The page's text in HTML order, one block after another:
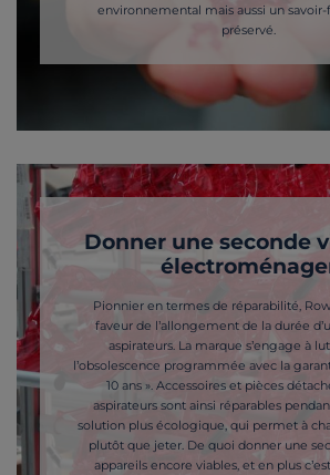
environnemental mais aussi un
préservé.
Donner une seconde
Pionnier en termes de réparabilité,
faveur de l’allongement de la durée
aspirateurs. La marque s’engage à
l’obsolescence programmée avec la
10 ans ». Accessoires et pièces
aspirateurs sont ainsi réparables
solution plus écologique, qui permet à
plutôt que jeter. De quoi donner une
appareils encore viables, et en plus